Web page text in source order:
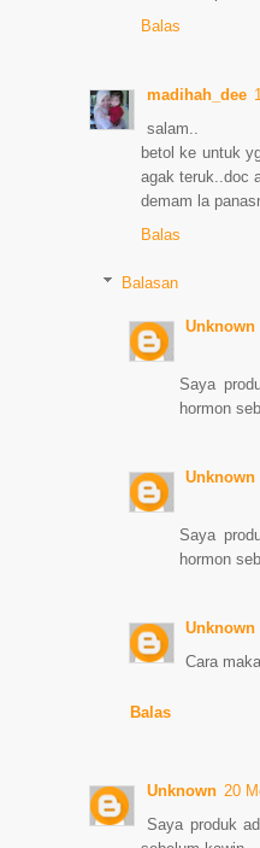
Balas
madihah_dee
salam..
betol ke untuk
agak teruk..doc
demam la
Balas
Balasan
Unknown
Saya
hormon
Unknown
Saya
hormon
Unknown
Cara
Balas
Unknown 20
Saya produk